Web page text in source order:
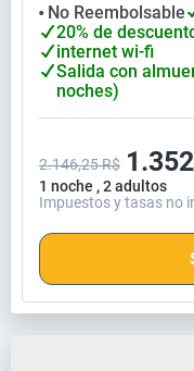
⬤ No Reembolsable
20% de
internet wi-fi
Salida con
noches)
1 noche , 2 adultos
2.146,25 R$
Impuestos y tasas no